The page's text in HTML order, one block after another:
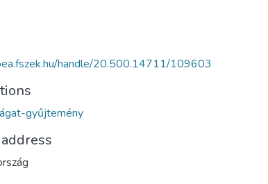
handle/20.500.14711/109603
gyűjtemény